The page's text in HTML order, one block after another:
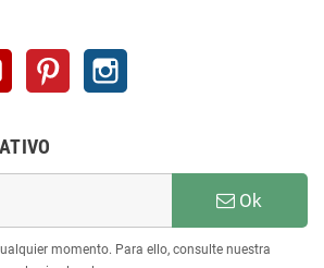
YouTube Pinterest
Ok
momento. Para ello, consulte nuestra